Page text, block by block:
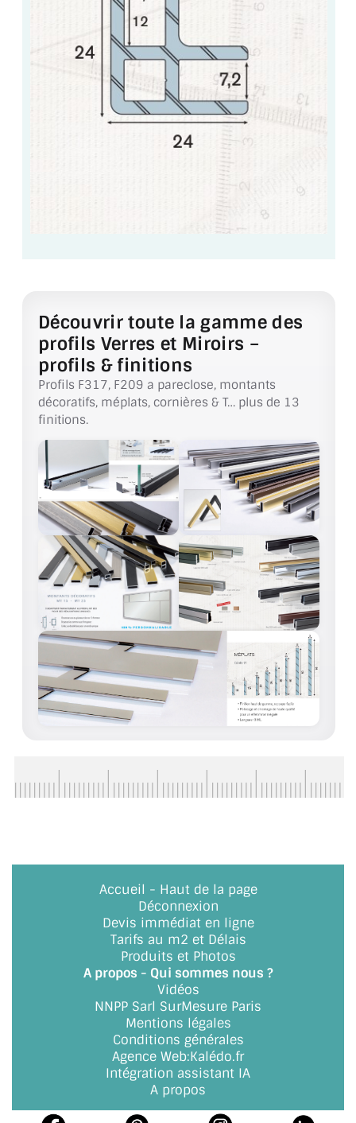
PAROI DE DOUCHE
VERRE FEUILLETÉ
VERRE ANTI-REFLET
VERRE LAQUÉ/CRÉDENCE
VERRES TEXTURÉS
PLEXIGLAS PMMA
DOUBLE VITRAGE
ACCESSOIRES & QUINCAILLERIE
CATALOGUE DE PROFILS ET FIXATION DU
VERRE
LES FIXATIONS POUR MIROIR
LES PROFILS PAROI DE VERRE
VITRINE EN VERRE
CONNECTEURS ET ASSEMBLAGE DE VERRES
PLATS ET CORNIÈRES
LES CHARNIÈRES DE PORTE EN VERRE
SYSTÈMES PIVOTANTS
SYSTÈMES COULISSANTS
LE CATALOGUE ACCESSOIRES
(STROMBINOSCOPE)
ACCESSOIRES EN PROMOTIONS
EXEMPLES, RÉALISATIONS, INSPIRATIONS
NUANCIER RAL
COMMENT COUPER DU VERRE ?
Découvrir toute la gamme des
profils Verres et Miroirs –
profils & finitions
Profils F317, F209 a pareclose, montants
décoratifs, méplats, cornières & T… plus de 13
finitions.
Accueil - Haut de la page
Déconnexion
Devis immédiat en ligne
Tarifs au m2 et Délais
Produits et Photos
A propos - Qui sommes nous ?
Vidéos
NNPP Sarl SurMesure Paris
Mentions légales
Conditions générales
Agence Web:Kalédo.fr
Intégration assistant IA
A propos